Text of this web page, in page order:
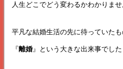
人生どこでどう変わるかわかりませ
平凡な結婚生活の先に待っていたも
『離婚』という大きな出来事でした